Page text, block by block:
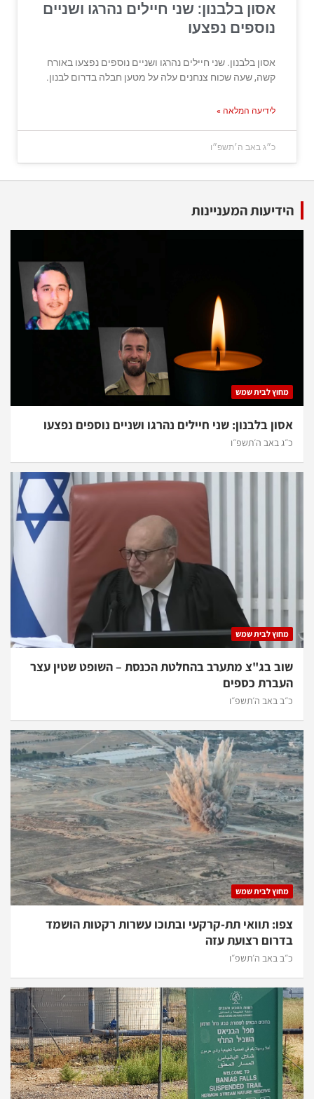
אסון בלבנון: שני חיילים נהרגו ושניים
נוספים נפצעו
אסון בלבנון. שני חיילים נהרגו ושניים נוספים נפצעו באורח
קשה, שעה שכוח צנחנים עלה על מטען חבלה בדרום לבנון.
לידיעה המלאה »
כ״ג באב ה׳תשפ״ו
הידיעות המעניינות
מחוץ לבית שמש
אסון בלבנון: שני חיילים נהרגו ושניים נוספים נפצעו
כ״ג באב ה׳תשפ״ו
מחוץ לבית שמש
שוב בג"צ מתערב בהחלטת הכנסת – השופט שטין עצר
העברת כספים
כ״ב באב ה׳תשפ״ו
מחוץ לבית שמש
צפו: תוואי תת-קרקעי ובתוכו עשרות רקטות הושמד
בדרום רצועת עזה
כ״ב באב ה׳תשפ״ו